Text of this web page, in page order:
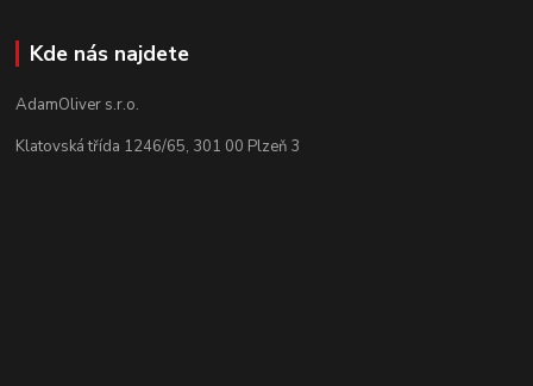
Kde nás najdete
AdamOliver s.r.o.
Klatovská třída 1246/65, 301 00 Plzeň 3